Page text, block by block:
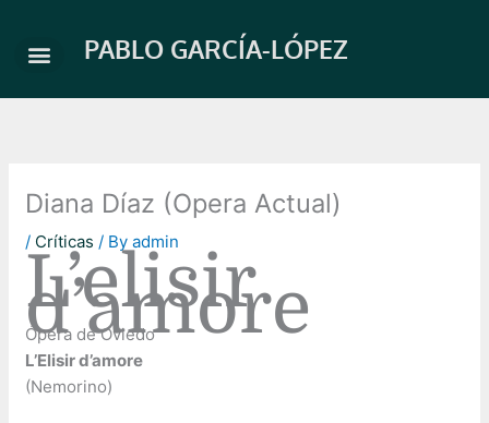
content
PABLO GARCÍA-LÓPEZ
Diana Díaz (Opera Actual)
/ Críticas / Byadmin
L’elisir
d’amore
Ópera de Oviedo
L’Elisir d’amore
(Nemorino)